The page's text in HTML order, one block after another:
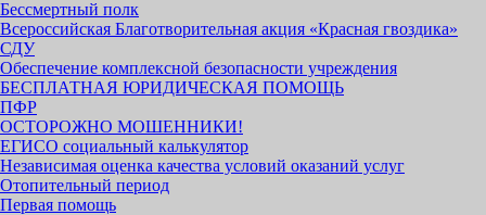
Бессмертный полк
Всероссийская Благотворительная акция «Красная гвоздика»
СДУ
Обеспечение комплексной безопасности учреждения
БЕСПЛАТНАЯ ЮРИДИЧЕСКАЯ ПОМОЩЬ
ПФР
ОСТОРОЖНО МОШЕННИКИ!
ЕГИСО социальный калькулятор
Независимая оценка качества условий оказаний услуг
Отопительный период
Первая помощь